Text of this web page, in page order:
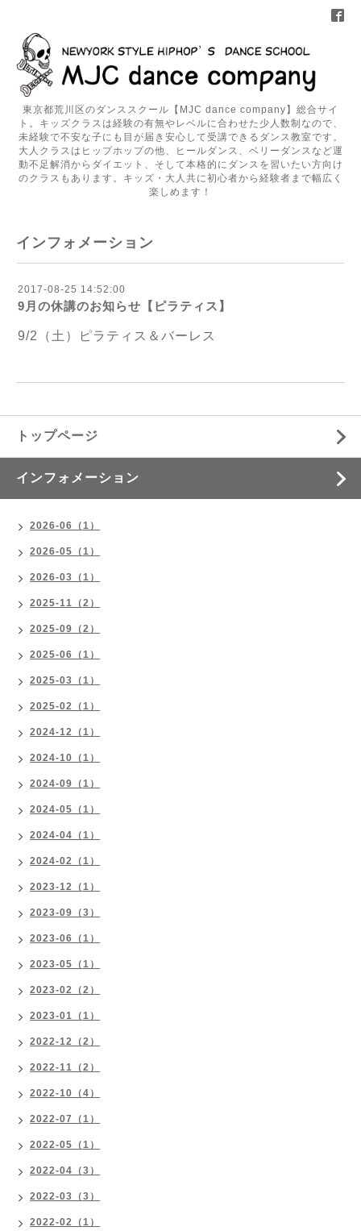
東京都荒川区のダンススクール【MJC dance company】総合サイ
ト。キッズクラスは経験の有無やレベルに合わせた少人数制なので、
未経験で不安な子にも目が届き安心して受講できるダンス教室です。
大人クラスはヒップホップの他、ヒールダンス、ベリーダンスなど運
動不足解消からダイエット、そして本格的にダンスを習いたい方向け
のクラスもあります。キッズ・大人共に初心者から経験者まで幅広く
楽しめます！
インフォメーション
2017-08-25 14:52:00
9月の休講のお知らせ【ピラティス】
9/2（土）ピラティス＆バーレス
トップページ
インフォメーション
2026-06（1）
2026-05（1）
2026-03（1）
2025-11（2）
2025-09（2）
2025-06（1）
2025-03（1）
2025-02（1）
2024-12（1）
2024-10（1）
2024-09（1）
2024-05（1）
2024-04（1）
2024-02（1）
2023-12（1）
2023-09（3）
2023-06（1）
2023-05（1）
2023-02（2）
2023-01（1）
2022-12（2）
2022-11（2）
2022-10（4）
2022-07（1）
2022-05（1）
2022-04（3）
2022-03（3）
2022-02（1）